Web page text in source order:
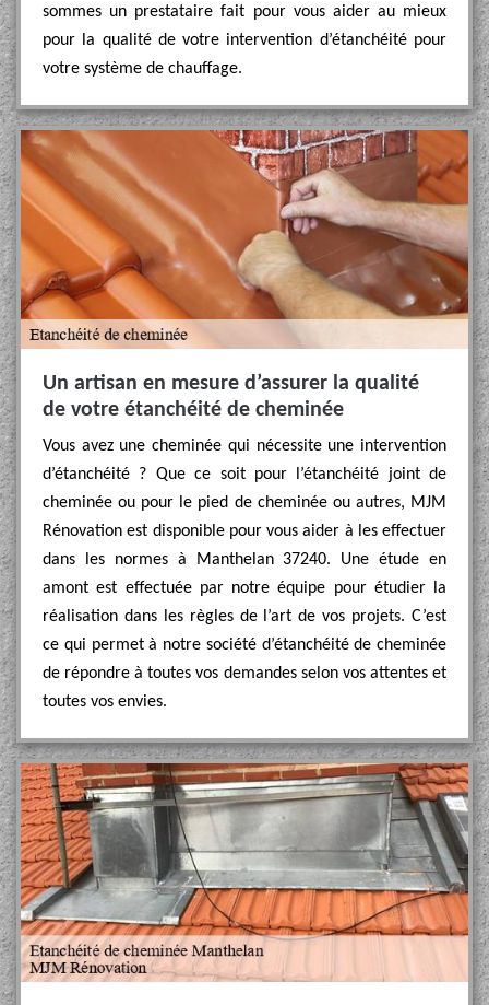
sommes un prestataire fait pour vous aider au mieux
pour la qualité de votre intervention d’étanchéité pour
votre système de chauffage.
Un artisan en mesure d’assurer la qualité
de votre étanchéité de cheminée
Vous avez une cheminée qui nécessite une intervention
d’étanchéité ? Que ce soit pour l’étanchéité joint de
cheminée ou pour le pied de cheminée ou autres, MJM
Rénovation est disponible pour vous aider à les effectuer
dans les normes à Manthelan 37240. Une étude en
amont est effectuée par notre équipe pour étudier la
réalisation dans les règles de l’art de vos projets. C’est
ce qui permet à notre société d’étanchéité de cheminée
de répondre à toutes vos demandes selon vos attentes et
toutes vos envies.